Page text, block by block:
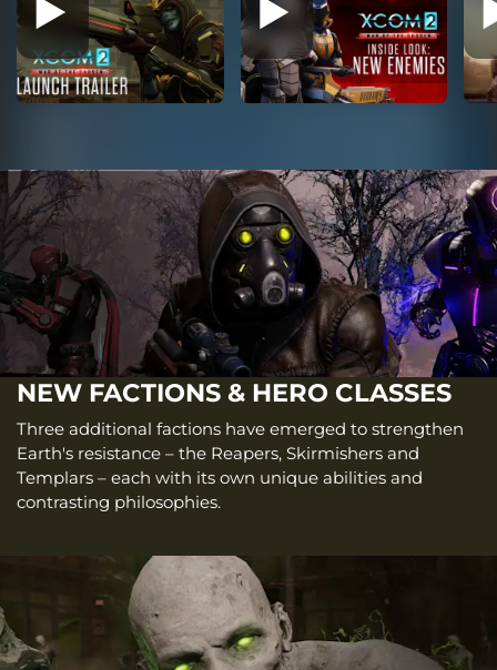
NEW FACTIONS & HERO CLASSES
Three additional factions have emerged to strengthen
Earth's resistance – the Reapers, Skirmishers and
Templars – each with its own unique abilities and
contrasting philosophies.